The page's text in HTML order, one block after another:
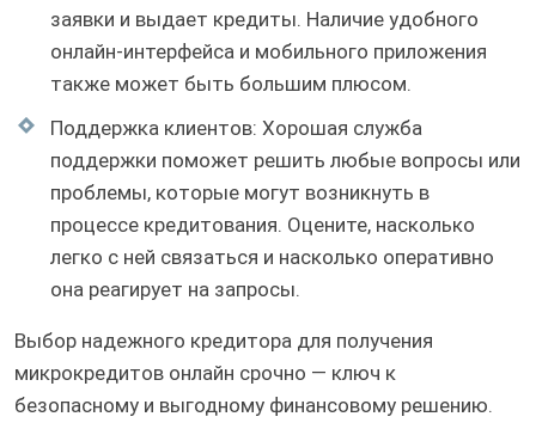
заявки и выдает кредиты. Наличие удобного
онлайн-интерфейса и мобильного приложения
также может быть большим плюсом.
Поддержка клиентов: Хорошая служба
поддержки поможет решить любые вопросы или
проблемы, которые могут возникнуть в
процессе кредитования. Оцените, насколько
легко с ней связаться и насколько оперативно
она реагирует на запросы.
Выбор надежного кредитора для получения
микрокредитов онлайн срочно — ключ к
безопасному и выгодному финансовому решению.